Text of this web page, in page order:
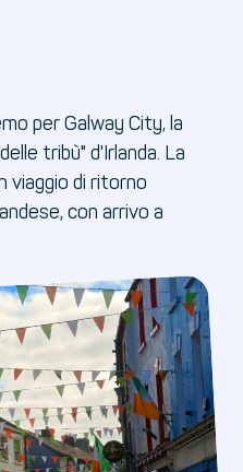
per Galway City, la
tribù" d'Irlanda. La
viaggio di ritorno
con arrivo a